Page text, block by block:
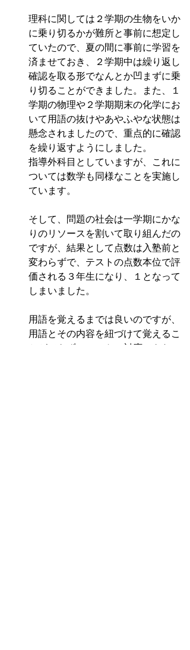
理科に関しては２学期の生物をいか
に乗り切るかが難所と事前に想定し
ていたので、夏の間に事前に学習を
済ませておき、２学期中は繰り返し
確認を取る形でなんとか凹まずに乗
り切ることができました。また、１
学期の物理や２学期期末の化学にお
いて用語の抜けやあやふやな状態は
懸念されましたので、重点的に確認
を繰り返すようにしました。
指導外科目としていますが、これに
ついては数学も同様なことを実施し
ています。
そして、問題の社会は一学期にかな
りのリソースを割いて取り組んだの
ですが、結果として点数は入塾前と
変わらずで、テストの点数本位で評
価される３年生になり、１となって
しまいました。
用語を覚えるまでは良いのですが、
用語とその内容を紐づけて覚えるこ
とができず、テストに対応できない